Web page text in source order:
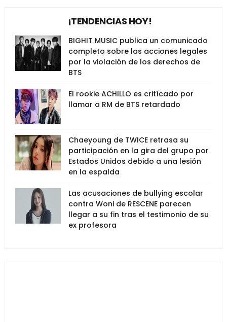
¡TENDENCIAS HOY!
BIGHIT MUSIC publica un comunicado
completo sobre las acciones legales
por la violación de los derechos de
BTS
El rookie ACHILLO es critícado por
llamar a RM de BTS retardado
Chaeyoung de TWICE retrasa su
participación en la gira del grupo por
Estados Unidos debido a una lesión
en la espalda
Las acusaciones de bullying escolar
contra Woni de RESCENE parecen
llegar a su fin tras el testimonio de su
ex profesora